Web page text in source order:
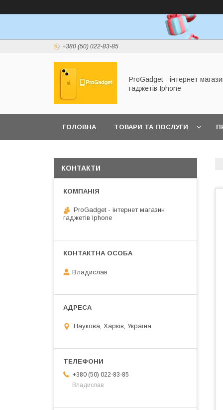
+380 (50) 022-83-85
ProGadget - iнтернет
гаджетів Iphone
ГОЛОВНА ТОВАРИ ТА ПОСЛУГИ
КОНТАКТИ
ProGadget - iнтернет магазин
гаджетів Iphone
Владислав
Наукова, Харків, Україна
+380 (50) 022-83-85
Владислав